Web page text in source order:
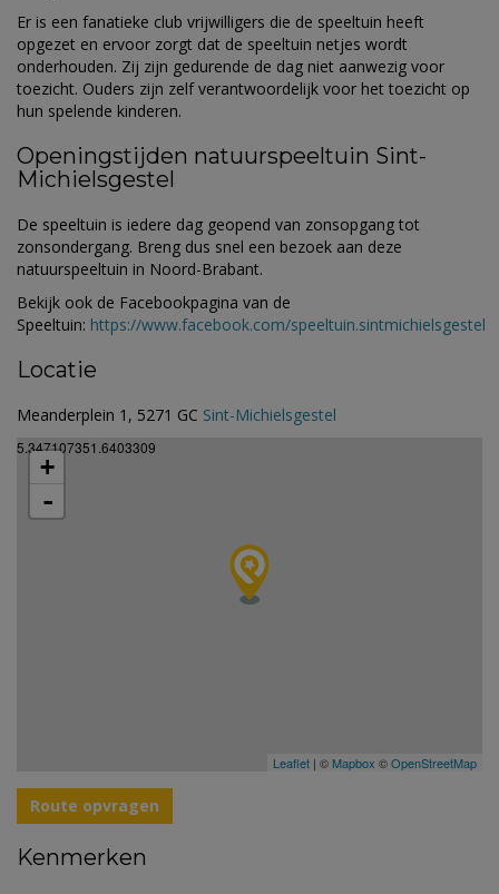
Er is een fanatieke club vrijwilligers die de speeltuin heeft
opgezet en ervoor zorgt dat de speeltuin netjes wordt
onderhouden. Zij zijn gedurende de dag niet aanwezig voor
toezicht. Ouders zijn zelf verantwoordelijk voor het toezicht op
hun spelende kinderen.
Openingstijden natuurspeeltuin Sint-
Michielsgestel
De speeltuin is iedere dag geopend van zonsopgang tot
zonsondergang. Breng dus snel een bezoek aan deze
natuurspeeltuin in Noord-Brabant.
Bekijk ook de Facebookpagina van de
Speeltuin: https://www.facebook.com/speeltuin.sintmichielsgestel
Locatie
Meanderplein 1, 5271 GC Sint-Michielsgestel
5.347107351.6403309
+
-
Leaflet | © Mapbox ©OpenStreetMap
Route opvragen
Kenmerken